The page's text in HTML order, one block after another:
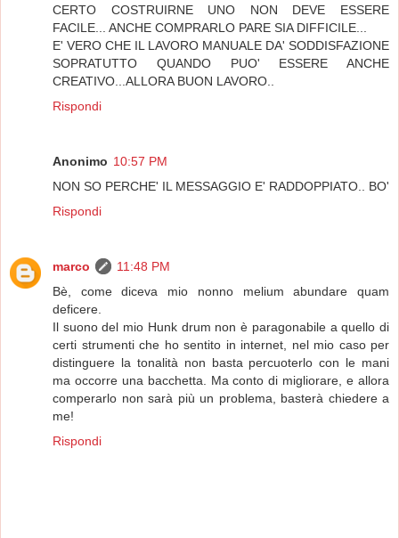
CERTO COSTRUIRNE UNO NON DEVE ESSERE
FACILE... ANCHE COMPRARLO PARE SIA DIFFICILE...
E' VERO CHE IL LAVORO MANUALE DA' SODDISFAZIONE
SOPRATUTTO QUANDO PUO' ESSERE ANCHE
CREATIVO...ALLORA BUON LAVORO..
Rispondi
Anonimo 10:57 PM
NON SO PERCHE' IL MESSAGGIO E' RADDOPPIATO.. BO'
Rispondi
marco
11:48 PM
Bè, come diceva mio nonno melium abundare quam
deficere.
Il suono del mio Hunk drum non è paragonabile a quello di
certi strumenti che ho sentito in internet, nel mio caso per
distinguere la tonalità non basta percuoterlo con le mani
ma occorre una bacchetta. Ma conto di migliorare, e allora
comperarlo non sarà più un problema, basterà chiedere a
me!
Rispondi